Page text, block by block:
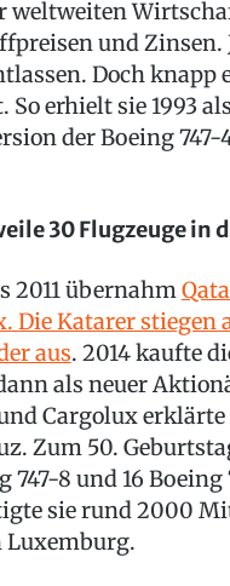
weltweiten
und Zinsen.
Doch knapp
So erhielt sie 1993
der Boeing 747-
30 Flugzeuge in
2011 übernahm
Die Katarer stiegen
aus. 2014 kaufte
als neuer
Cargolux
Zum 50.
747-8 und 16
sie rund 2000
Luxemburg.